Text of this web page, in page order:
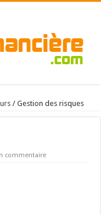
/ Gestion des risques
commentaire